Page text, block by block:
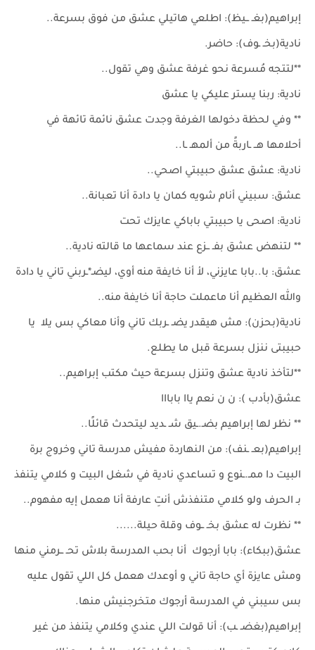
إبراهيم(بغـ ــيظ): اطلعي هاتيلي عشق من فوق بسرعة..
نادية(بخـ ـوف): حاضر.
**لتتجه مُسرعة نحو غرفة عشق وهي تقول..
نادية: ربنا يستر عليكي يا عشق
** وفي لحظة دخولها الغرفة وجدت عشق نائمة تائهة في
أحلامها هــ ـاربةً من ألمهـ ـا..
نادية: عشق عشق حبيبتي اصحي..
عشق: سبيني أنام شويه كمان يا دادة أنا تعبانة..
نادية: اصحى يا حبيبتي باباكي عايزك تحت
** لتنهض عشق بفـ ــزع عند سماعها ما قالته نادية..
عشق: با..بابا عايزني، لأ أنا خايفة منه أوي، ليضـ*ـربني تاني يا دادة
والله العظيم أنا ماعملت حاجة أنا خايفة منه..
نادية(بحزن): مش هيقدر يضـ ـربك تاني وأنا معاكي بس يلا يا
حبيبتى ننزل بسرعة قبل ما يطلع.
**لتأخذ نادية عشق وتنزل بسرعة حيث مكتب إبراهيم..
عشق(بأدب ): ن ن نعم ياا بابااا
** نظر لها إبراهيم بضـ.ـيق شـ ـديد ليتحدث قائلًا..
إبراهيم(بعـ ـنف): من النهاردة مفيش مدرسة تاني وخروج برة
البيت دا ممـ.ـنوع و تساعدي نادية في شغل البيت و كلامي يتنفذ
بـ الحرف ولو كلامي متنفذش أنتِ عارفة أنا هعمل إيه مفهوم..
** نظرت له عشق بخـ ــوف وقلة حيلة......
عشق(ببكاء): بابا أرجوك أنا بحب المدرسة بلاش تحـ ــرمني منها
ومش عايزة أي حاجة تاني و أوعدك هعمل كل اللي تقول عليه
بس سيبني في المدرسة أرجوك متخرجنيش منها.
إبراهيم(بغضـ ـب): أنا قولت اللي عندي وكلامي يتنفذ من غير